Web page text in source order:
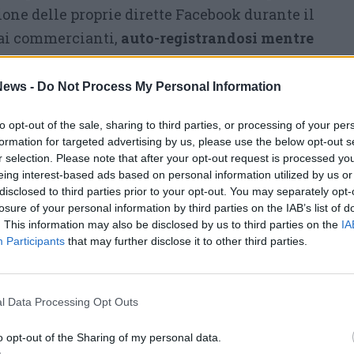
- Do Not Process My Personal Information
opt-out of the sale, sharing to third parties, or processing of your
for targeted advertising by us, please use the below opt-out
selection. Please note that after your opt-out request is processed
interest-based ads based on personal information utilized by us
to third parties prior to your opt-out. You may separately
of your personal information by third parties on the IAB’s list of
This information may also be disclosed by us to third parties on the
Participants that may further disclose it to other third parties.
Data Processing Opt Outs
opt-out of the Sharing of my personal data.
delle proprie dirette Facebook durante il
commercianti, auto-registrandosi mentre
sbeffeggiantiche non intendiamo ripetere
Giacomo Sartori intento a rispondere
continuare. Tutto questo e altro ancora
della nostra città».
deciso di non parlare – aggiungono da
abbiamo voluto evitare polemiche, perché
quello che serve per Parabiago,
investire ogni minuto a disposizione per
sui problemi. Ma dopo l’ultima
siamo costretti a dire basta.
elettorale abbiamo dovuto apprendere
Facebook sulla pagina personale del